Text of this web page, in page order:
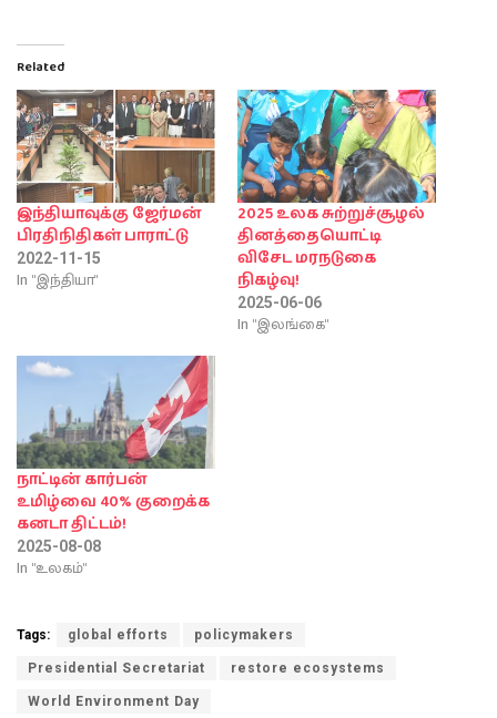
Related
இந்தியாவுக்கு ஜேர்மன்
பிரதிநிதிகள் பாராட்டு
2022-11-15
In "இந்தியா"
2025 உலக சுற்றுச்சூழல்
தினத்தையொட்டி
விசேட மரநடுகை
நிகழ்வு!
2025-06-06
In "இலங்கை"
நாட்டின் கார்பன்
உமிழ்வை 40% குறைக்க
கனடா திட்டம்!
2025-08-08
In "உலகம்"
Tags: global efforts policymakers
Presidential Secretariat restore ecosystems
World Environment Day